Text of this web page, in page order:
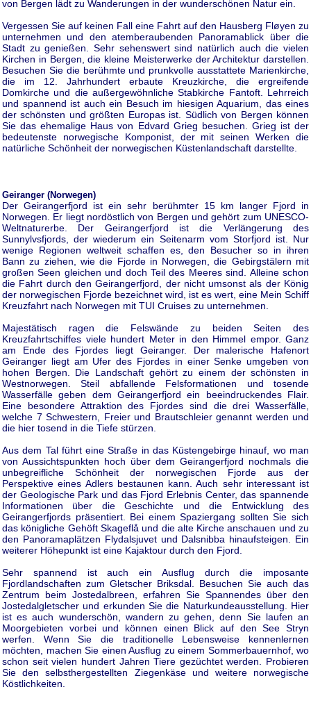
von Bergen lädt zu Wanderungen in der wunderschönen Natur ein.
Vergessen Sie auf keinen Fall eine Fahrt auf den Hausberg Fløyen zu
unternehmen und den atemberaubenden Panoramablick über die
Stadt zu genießen. Sehr sehenswert sind natürlich auch die vielen
Kirchen in Bergen, die kleine Meisterwerke der Architektur darstellen.
Besuchen Sie die berühmte und prunkvolle ausstattete Marienkirche,
die im 12. Jahrhundert erbaute Kreuzkirche, die ergreifende
Domkirche und die außergewöhnliche Stabkirche Fantoft. Lehrreich
und spannend ist auch ein Besuch im hiesigen Aquarium, das eines
der schönsten und größten Europas ist. Südlich von Bergen können
Sie das ehemalige Haus von Edvard Grieg besuchen. Grieg ist der
bedeutenste norwegische Komponist, der mit seinen Werken die
natürliche Schönheit der norwegischen Küstenlandschaft darstellte.
Geiranger (Norwegen)
Der Geirangerfjord ist ein sehr berühmter 15 km langer Fjord in
Norwegen. Er liegt nordöstlich von Bergen und gehört zum UNESCO-
Weltnaturerbe. Der Geirangerfjord ist die Verlängerung des
Sunnylvsfjords, der wiederum ein Seitenarm vom Storfjord ist. Nur
wenige Regionen weltweit schaffen es, den Besucher so in ihren
Bann zu ziehen, wie die Fjorde in Norwegen, die Gebirgstälern mit
großen Seen gleichen und doch Teil des Meeres sind. Alleine schon
die Fahrt durch den Geirangerfjord, der nicht umsonst als der König
der norwegischen Fjorde bezeichnet wird, ist es wert, eine Mein Schiff
Kreuzfahrt nach Norwegen mit TUI Cruises zu unternehmen.
Majestätisch ragen die Felswände zu beiden Seiten des
Kreuzfahrtschiffes viele hundert Meter in den Himmel empor. Ganz
am Ende des Fjordes liegt Geiranger. Der malerische Hafenort
Geiranger liegt am Ufer des Fjordes in einer Senke umgeben von
hohen Bergen. Die Landschaft gehört zu einem der schönsten in
Westnorwegen. Steil abfallende Felsformationen und tosende
Wasserfälle geben dem Geirangerfjord ein beeindruckendes Flair.
Eine besondere Attraktion des Fjordes sind die drei Wasserfälle,
welche 7 Schwestern, Freier und Brautschleier genannt werden und
die hier tosend in die Tiefe stürzen.
Aus dem Tal führt eine Straße in das Küstengebirge hinauf, wo man
von Aussichtspunkten hoch über dem Geirangerfjord nochmals die
unbegreifliche Schönheit der norwegischen Fjorde aus der
Perspektive eines Adlers bestaunen kann. Auch sehr interessant ist
der Geologische Park und das Fjord Erlebnis Center, das spannende
Informationen über die Geschichte und die Entwicklung des
Geirangerfjords präsentiert. Bei einem Spaziergang sollten Sie sich
das königliche Gehöft Skageflå und die alte Kirche anschauen und zu
den Panoramaplätzen Flydalsjuvet und Dalsnibba hinaufsteigen. Ein
weiterer Höhepunkt ist eine Kajaktour durch den Fjord.
Sehr spannend ist auch ein Ausflug durch die imposante
Fjordlandschaften zum Gletscher Briksdal. Besuchen Sie auch das
Zentrum beim Jostedalbreen, erfahren Sie Spannendes über den
Jostedalgletscher und erkunden Sie die Naturkundeausstellung. Hier
ist es auch wunderschön, wandern zu gehen, denn Sie laufen an
Moorgebieten vorbei und können einen Blick auf den See Stryn
werfen. Wenn Sie die traditionelle Lebensweise kennenlernen
möchten, machen Sie einen Ausflug zu einem Sommerbauernhof, wo
schon seit vielen hundert Jahren Tiere gezüchtet werden. Probieren
Sie den selbsthergestellten Ziegenkäse und weitere norwegische
Köstlichkeiten.